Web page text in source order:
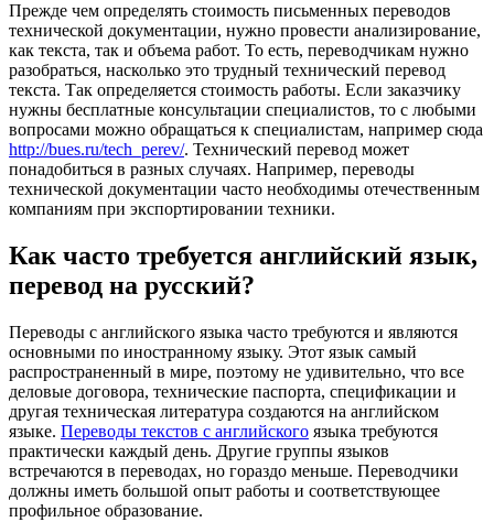
Прежде чем определять стоимость письменных переводов
технической документации, нужно провести анализирование,
как текста, так и объема работ. То есть, переводчикам нужно
разобраться, насколько это трудный технический перевод
текста. Так определяется стоимость работы. Если заказчику
нужны бесплатные консультации специалистов, то с любыми
вопросами можно обращаться к специалистам, например сюда
http://bues.ru/tech_perev/. Технический перевод может
понадобиться в разных случаях. Например, переводы
технической документации часто необходимы отечественным
компаниям при экспортировании техники.
Как часто требуется английский язык,
перевод на русский?
Переводы с английского языка часто требуются и являются
основными по иностранному языку. Этот язык самый
распространенный в мире, поэтому не удивительно, что все
деловые договора, технические паспорта, спецификации и
другая техническая литература создаются на английском
языке. Переводы текстов с английского языка требуются
практически каждый день. Другие группы языков
встречаются в переводах, но гораздо меньше. Переводчики
должны иметь большой опыт работы и соответствующее
профильное образование.